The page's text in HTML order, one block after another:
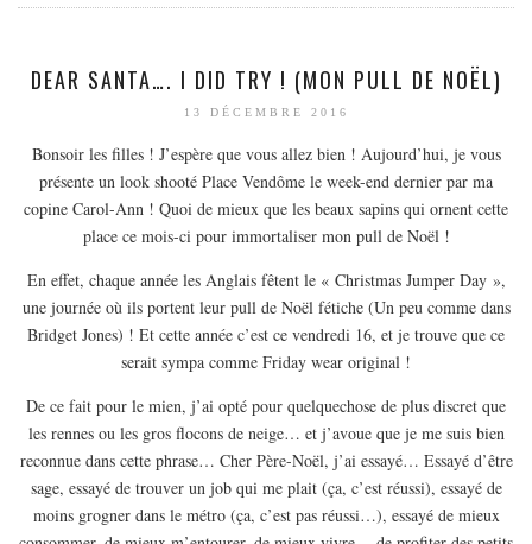
DEAR SANTA…. I DID TRY ! (MON PULL DE NOËL)
13 DÉCEMBRE 2016
Bonsoir les filles ! J’espère que vous allez bien ! Aujourd’hui, je vous
présente un look shooté Place Vendôme le week-end dernier par ma
copine Carol-Ann ! Quoi de mieux que les beaux sapins qui ornent cette
place ce mois-ci pour immortaliser mon pull de Noël !
En effet, chaque année les Anglais fêtent le « Christmas Jumper Day »,
une journée où ils portent leur pull de Noël fétiche (Un peu comme dans
Bridget Jones) ! Et cette année c’est ce vendredi 16, et je trouve que ce
serait sympa comme Friday wear original !
De ce fait pour le mien, j’ai opté pour quelquechose de plus discret que
les rennes ou les gros flocons de neige… et j’avoue que je me suis bien
reconnue dans cette phrase… Cher Père-Noël, j’ai essayé… Essayé d’être
sage, essayé de trouver un job qui me plait (ça, c’est réussi), essayé de
moins grogner dans le métro (ça, c’est pas réussi…), essayé de mieux